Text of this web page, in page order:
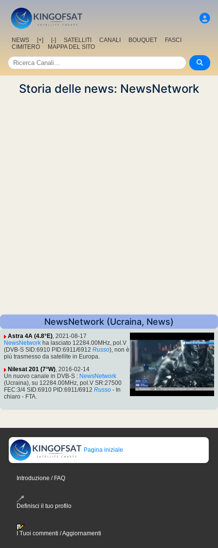
NEWS [+] [-] SATELLITI CANALI BOUQUET
FASCI
CIMITERO
MAPPA DEL SITO
Storia delle news: NewsNetwork
NewsNetwork (Ucraina, News)
Astra 4A (4.8°E), 2021-08-17
NewsNetwork ha lasciato 12284.00MHz, pol.V
(DVB-S SID:6910 PID:6911/6912 Russo), non è
più trasmesso da satellite in Europa.
Nilesat 201 (7°W), 2016-02-14
Un nuovo canale in DVB-S : NewsNetwork
(Ucraina), su 12284.00MHz, pol.V SR:27500
FEC:3/4 SID:6910 PID:6911/6912 Russo - In
chiaro - FTA.
Pagina iniziale
Introduzione / FAQ
Definisci il tuo profilo
I Tuoi commenti / Aggiornamenti